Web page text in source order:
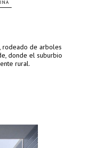
rodeado de arboles
donde el suburbio
rural.